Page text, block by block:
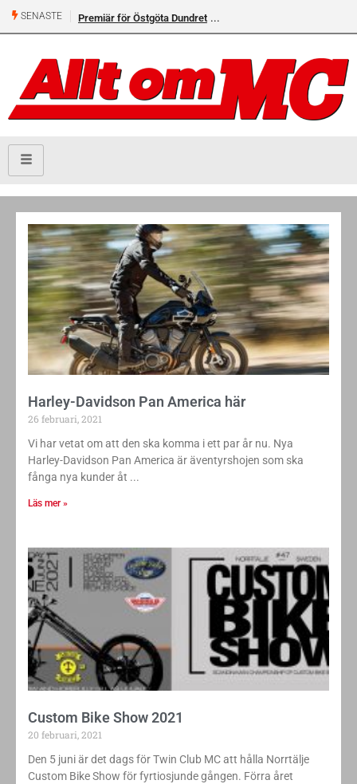
SENASTE Premiär för Östgöta Dundret
Harley-Davidson Pan America här
26 februari, 2021
Vi har vetat om att den ska komma i ett par år nu. Nya
Harley-Davidson Pan America är äventyrshojen som ska
fånga nya kunder åt
Läs mer »
Custom Bike Show 2021
20 februari, 2021
Den 5 juni är det dags för Twin Club MC att hålla Norrtälje
Custom Bike Show för fyrtiosjunde gången. Förra året